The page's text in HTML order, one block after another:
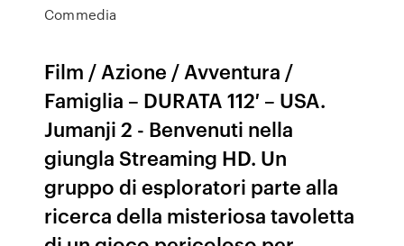
Commedia
Film / Azione / Avventura /
Famiglia – DURATA 112′ – USA.
Jumanji 2 - Benvenuti nella
giungla Streaming HD. Un
gruppo di esploratori parte alla
ricerca della misteriosa tavoletta